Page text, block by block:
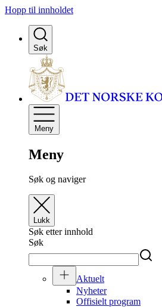
Hopp til innholdet
Søk
Meny
Meny
Søk og naviger
Lukk
Søk etter innhold
Søk
Aktuelt
Nyheter
Offisielt program